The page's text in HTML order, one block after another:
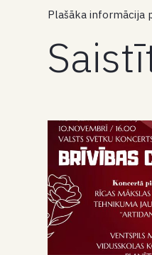
Plašāka informācija